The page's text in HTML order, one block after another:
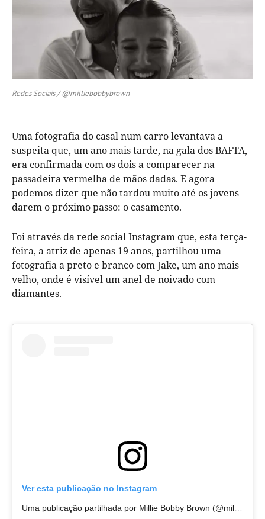
Redes Sociais / @milliebobbybrown
Uma fotografia do casal num carro levantava a
suspeita que, um ano mais tarde, na gala dos BAFTA,
era confirmada com os dois a comparecer na
passadeira vermelha de mãos dadas. E agora
podemos dizer que não tardou muito até os jovens
darem o próximo passo: o casamento.
Foi através da rede social Instagram que, esta terça-
feira, a atriz de apenas 19 anos, partilhou uma
fotografia a preto e branco com Jake, um ano mais
velho, onde é visível um anel de noivado com
diamantes.
Ver esta publicação no Instagram